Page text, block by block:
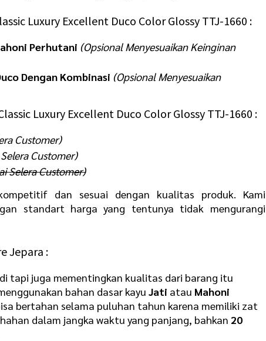
Luxury Excellent Duco Color Glossy TTJ-1660 :
Perhutani (Opsional Menyesuaikan Keinginan
Dengan Kombinasi (Opsional Menyesuaikan
Luxury Excellent Duco Color Glossy TTJ-1660 :
Customer)
Customer)
Selera Customer)
dan sesuai dengan kualitas produk. Kami
standart harga yang tentunya tidak mengurangi
Jepara :
tapi juga mementingkan kualitas dari barang itu
bahan dasar kayuJati atau Mahoni
bertahan selama puluhan tahun karena memiliki zat
dalam jangka waktu yang panjang, bahkan20